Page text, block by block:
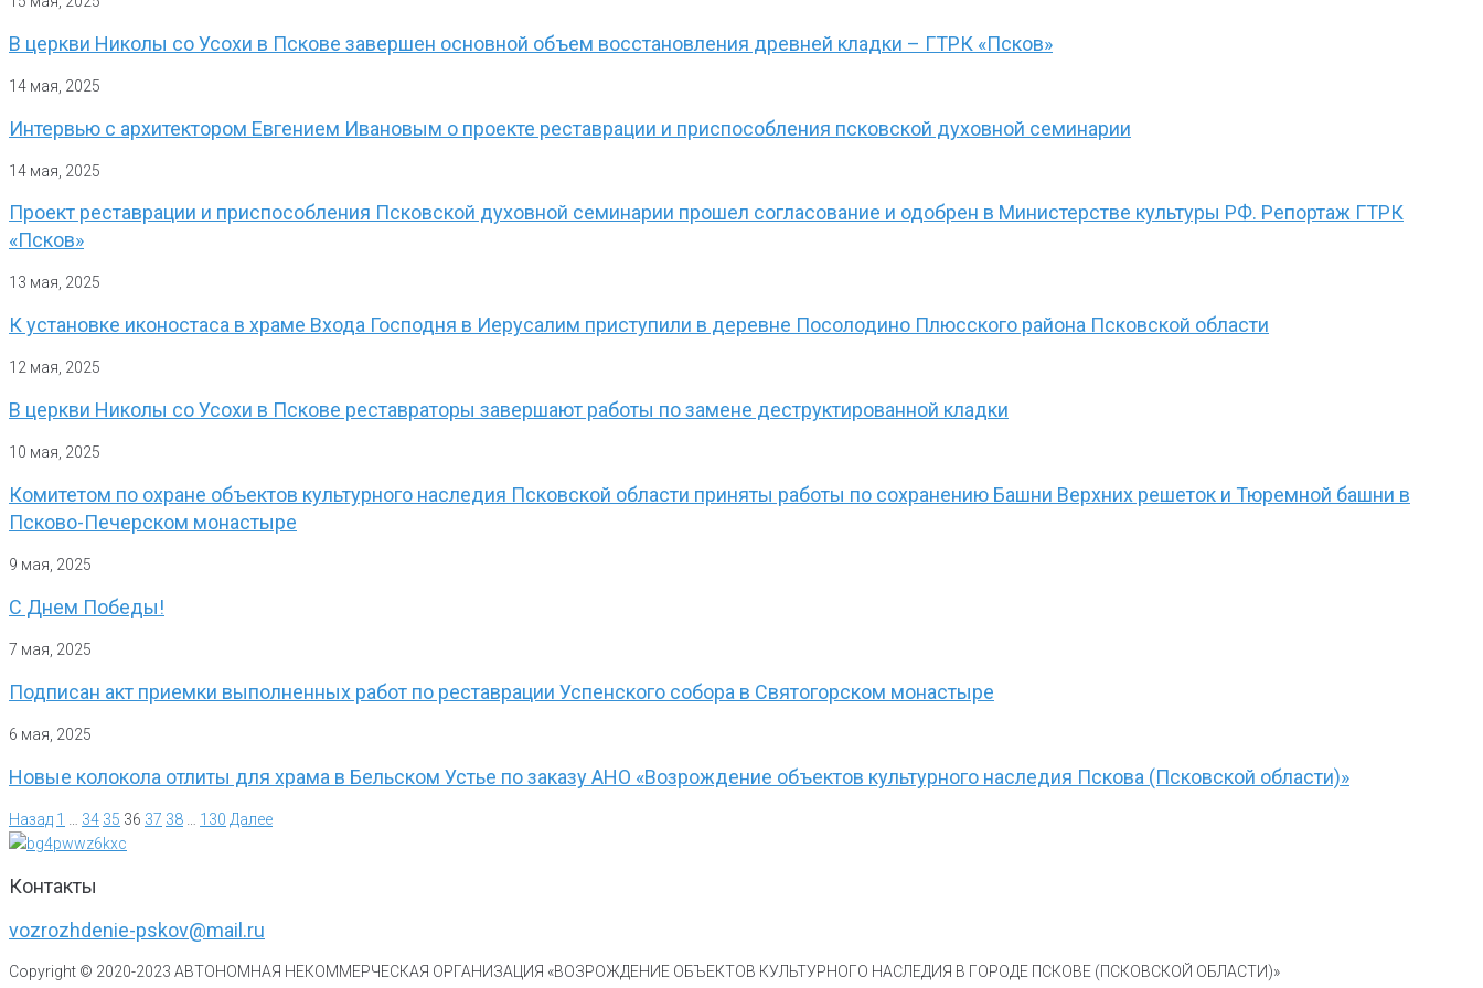
В церкви Николы со Усохи в Пскове завершен основной объем восстановления древней кладки – ГТРК «Псков»
14 мая, 2025
Интервью с архитектором Евгением Ивановым о проекте реставрации и приспособления псковской духовной семинарии
14 мая, 2025
Проект реставрации и приспособления Псковской духовной семинарии прошел согласование и одобрен в Министерстве культуры РФ. Репортаж ГТРК
«Псков»
13 мая, 2025
К установке иконостаса в храме Входа Господня в Иерусалим приступили в деревне Посолодино Плюсского района Псковской области
12 мая, 2025
В церкви Николы со Усохи в Пскове реставраторы завершают работы по замене деструктированной кладки
10 мая, 2025
Комитетом по охране объектов культурного наследия Псковской области приняты работы по сохранению Башни Верхних решеток и Тюремной башни в
Псково-Печерском монастыре
9 мая, 2025
С Днем Победы!
7 мая, 2025
Подписан акт приемки выполненных работ по реставрации Успенского собора в Святогорском монастыре
6 мая, 2025
Новые колокола отлиты для храма в Бельском Устье по заказу АНО «Возрождение объектов культурного наследия Пскова (Псковской области)»
Назад 1 34 35 36 37 38 130 Далее
Контакты
vozrozhdenie-pskov@mail.ru
Copyright © 2020-2023 АВТОНОМНАЯ НЕКОММЕРЧЕСКАЯ ОРГАНИЗАЦИЯ «ВОЗРОЖДЕНИЕ ОБЪЕКТОВ КУЛЬТУРНОГО НАСЛЕДИЯ В ГОРОДЕ ПСКОВЕ (ПСКОВСКОЙ ОБЛАСТИ)»